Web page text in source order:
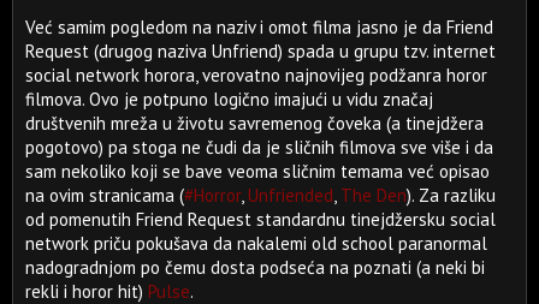
Već samim pogledom na naziv i omot filma jasno je da Friend
Request (drugog naziva Unfriend) spada u grupu tzv. internet
social network horora, verovatno najnovijeg podžanra horor
filmova. Ovo je potpuno logično imajući u vidu značaj
društvenih mreža u životu savremenog čoveka (a tinejdžera
pogotovo) pa stoga ne čudi da je sličnih filmova sve više i da
sam nekoliko koji se bave veoma sličnim temama već opisao
na ovim stranicama (#Horror,Unfriended, The Den). Za razliku
od pomenutih Friend Request standardnu tinejdžersku social
network priču pokušava da nakalemi old school paranormal
nadogradnjom po čemu dosta podseća na poznati (a neki bi
rekli i horor hit) Pulse.